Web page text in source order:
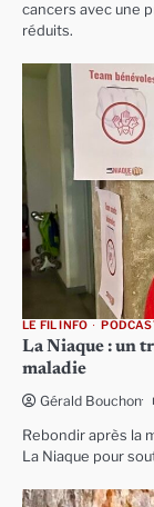
cancers avec une
réduits.
LE FIL INFO
La Niaque : un
maladie
Gérald Bouchon
Rebondir après la
La Niaque pour